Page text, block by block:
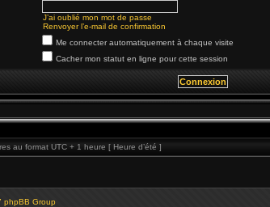
J’ai oublié mon mot de passe
Renvoyer l’e-mail de confirmation
Me connecter automatiquement à chaque visite
Cacher mon statut en ligne pour cette session
au format UTC + 1 heure [ Heure d’été ]
phpBB Group